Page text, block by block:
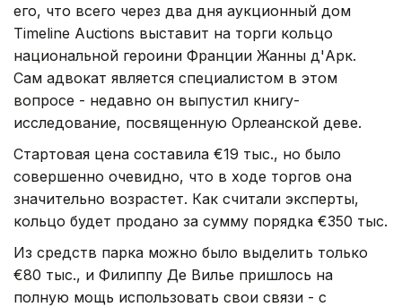
его, что всего через два дня аукционный дом
Timeline Auctions выставит на торги кольцо
национальной героини Франции Жанны д'Арк.
Сам адвокат является специалистом в этом
вопросе - недавно он выпустил книгу-
исследование, посвященную Орлеанской деве.
Стартовая цена составила €19 тыс., но было
совершенно очевидно, что в ходе торгов она
значительно возрастет. Как считали эксперты,
кольцо будет продано за сумму порядка €350 тыс.
Из средств парка можно было выделить только
€80 тыс., и Филиппу Де Вилье пришлось на
полную мощь использовать свои связи - с